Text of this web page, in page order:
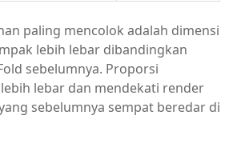
paling mencolok adalah dimensi
lebih lebar dibandingkan
sebelumnya. Proporsi
lebar dan mendekati render
sebelumnya sempat beredar di